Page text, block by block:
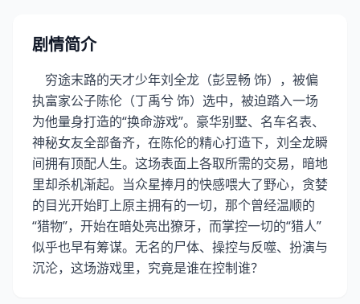
剧情简介
穷途末路的天才少年刘全龙（彭昱畅 饰），被偏
执富家公子陈伦（丁禹兮 饰）选中，被迫踏入一场
为他量身打造的“换命游戏”。豪华别墅、名车名表、
神秘女友全部备齐，在陈伦的精心打造下，刘全龙瞬
间拥有顶配人生。这场表面上各取所需的交易，暗地
里却杀机渐起。当众星捧月的快感喂大了野心，贪婪
的目光开始盯上原主拥有的一切，那个曾经温顺的
“猎物”，开始在暗处亮出獠牙，而掌控一切的“猎人”
似乎也早有筹谋。无名的尸体、操控与反噬、扮演与
沉沦，这场游戏里，究竟是谁在控制谁？